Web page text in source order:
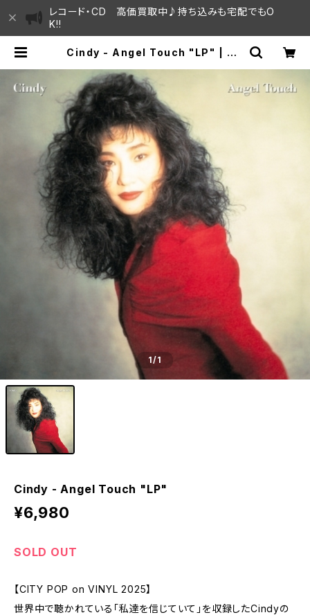
レコード・CD 高価買取中♪持ち込みも宅配でもO
K!!
Cindy - Angel Touch "LP" | SA
すぐ♫見晴らしの良いレコード屋
1/1
Cindy - Angel Touch "LP"
¥6,980
SOLD OUT
【CITY POP on VINYL 2025】
世界中で聴かれている「私達を信じていて」を収録したCindyの